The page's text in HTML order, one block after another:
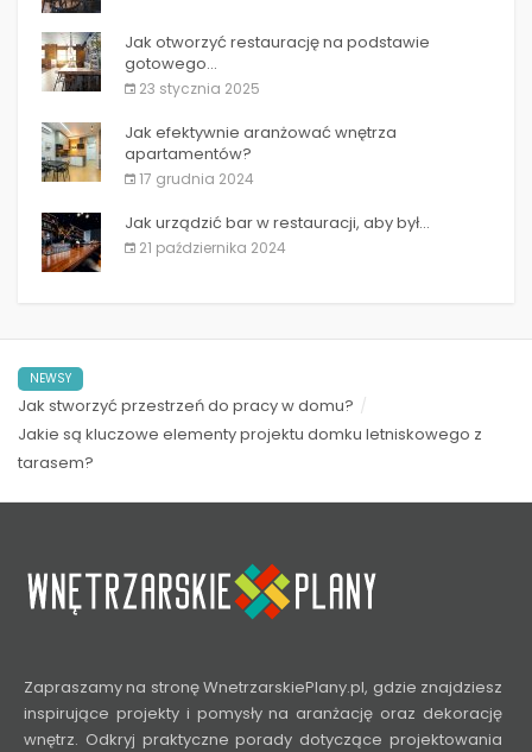
Jak otworzyć restaurację na podstawie
gotowego...
23 stycznia 2025
Jak efektywnie aranżować wnętrza
apartamentów?
17 grudnia 2024
Jak urządzić bar w restauracji, aby był...
21 października 2024
NEWSY
Jak stworzyć przestrzeń do pracy w domu?
Jakie są kluczowe elementy projektu domku letniskowego z
tarasem?
Zapraszamy na stronę WnetrzarskiePlany.pl, gdzie znajdziesz
inspirujące projekty i pomysły na aranżację oraz dekorację
wnętrz. Odkryj praktyczne porady dotyczące projektowania